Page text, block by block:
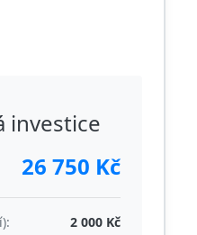
investice
26 750 Kč
2 000 Kč